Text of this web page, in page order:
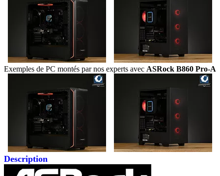
Exemples de PC montés par nos experts avec ASRock B860 Pro-A
Description